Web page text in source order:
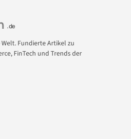
.de
Fundierte Artikel zu
FinTech und Trends der